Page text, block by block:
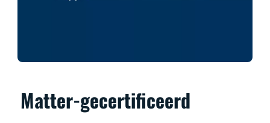
Matter-gecertificeerd